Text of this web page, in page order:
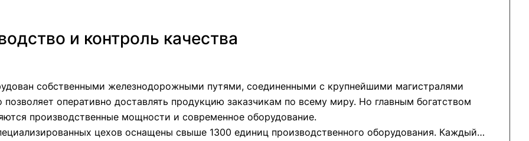
и контроль качества
собственными железнодорожными путями, соединенными с крупнейшими магистралями
позволяет оперативно доставлять продукцию заказчикам по всему миру. Но главным богатством
производственные мощности и современное оборудование.
цехов оснащены свыше 1300 единиц производственного оборудования. Каждый